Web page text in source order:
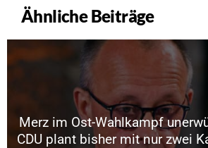
Ähnliche Beiträge
Merz im Ost-Wahlkampf
CDU plant bisher mit nur zwei